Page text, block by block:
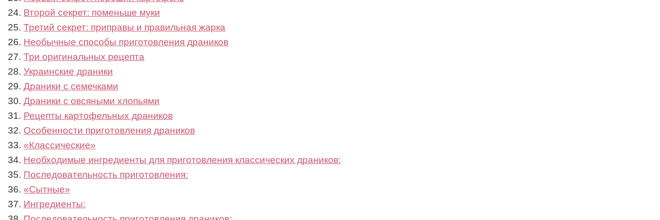
Второй секрет: поменьше муки
Третий секрет: приправы и правильная жарка
Необычные способы приготовления драников
Три оригинальных рецепта
Украинские драники
Драники с семечками
Драники с овсяными хлопьями
Рецепты картофельных драников
Особенности приготовления драников
«Классические»
Необходимые ингредиенты для приготовления классических драников:
Последовательность приготовления:
«Сытные»
Ингредиенты: